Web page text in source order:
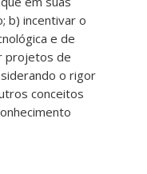
b) incentivar o
e de
projetos de
o rigor
conceitos